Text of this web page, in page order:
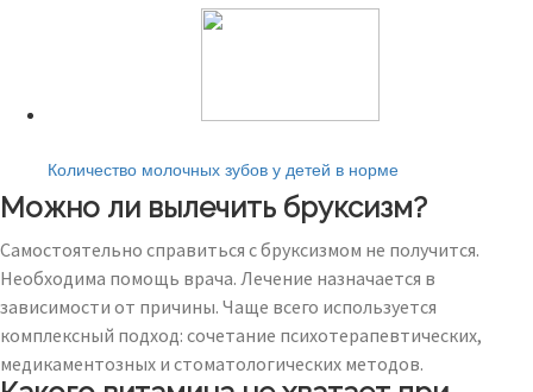
Количество молочных зубов у детей в норме
Можно ли вылечить бруксизм?
Самостоятельно справиться с бруксизмом не получится.
Необходима помощь врача. Лечение назначается в
зависимости от причины. Чаще всего используется
комплексный подход: сочетание психотерапевтических,
медикаментозных и стоматологических методов.